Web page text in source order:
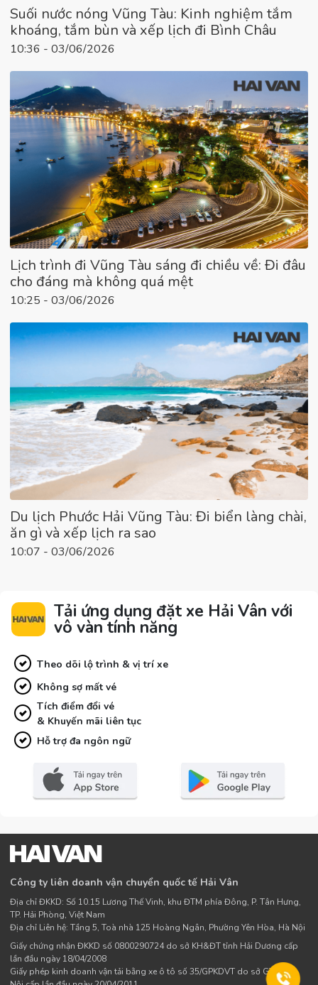
Suối nước nóng Vũng Tàu: Kinh nghiệm tắm
khoáng, tắm bùn và xếp lịch đi Bình Châu
10:36 - 03/06/2026
Lịch trình đi Vũng Tàu sáng đi chiều về: Đi đâu
cho đáng mà không quá mệt
10:25 - 03/06/2026
Du lịch Phước Hải Vũng Tàu: Đi biển làng chài,
ăn gì và xếp lịch ra sao
10:07 - 03/06/2026
Tải ứng dụng đặt xe Hải Vân với
vô vàn tính năng
Theo dõi lộ trình & vị trí xe
Không sợ mất vé
Tích điểm đổi vé
& Khuyến mãi liên tục
Hỗ trợ đa ngôn ngữ
Công ty liên doanh vận chuyển quốc tế Hải Vân
Địa chỉ ĐKKD: Số 10.15 Lương Thế Vinh, khu ĐTM phía Đông, P. Tân Hưng,
TP. Hải Phòng, Việt Nam
Địa chỉ Liên hệ: Tầng 5, Toà nhà 125 Hoàng Ngân, Phường Yên Hòa, Hà Nội
Giấy chứng nhận ĐKKD số 0800290724 do sở KH&ĐT tỉnh Hải Dương cấp
lần đầu ngày 18/04/2008
Giấy phép kinh doanh vận tải bằng xe ô tô số 35/GPKDVT do sở GTVT Hà